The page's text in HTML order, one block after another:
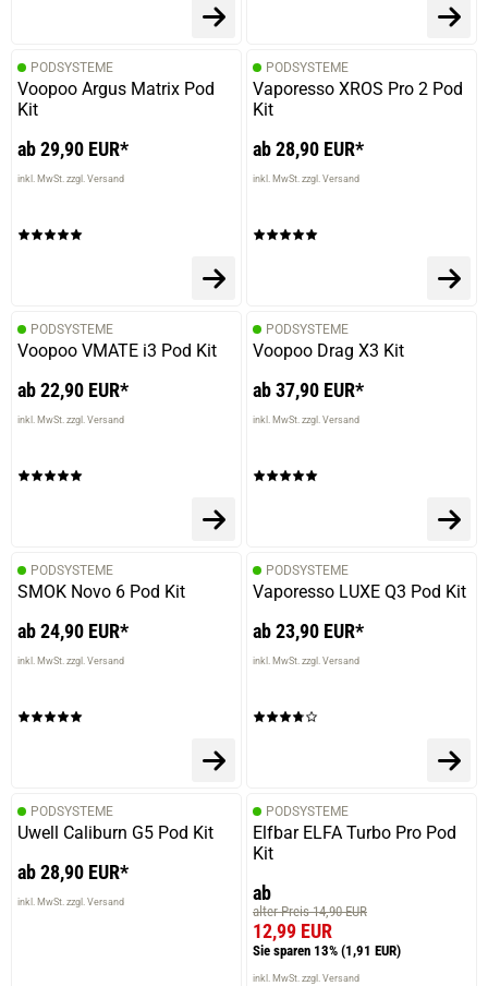
PODSYSTEME
Voopoo Argus Matrix Pod
Kit
ab 29,90 EUR*
inkl. MwSt. zzgl. Versand
PODSYSTEME
Vaporesso XROS Pro 2 Pod
Kit
ab 28,90 EUR*
inkl. MwSt. zzgl. Versand
PODSYSTEME
Voopoo VMATE i3 Pod Kit
ab 22,90 EUR*
inkl. MwSt. zzgl. Versand
PODSYSTEME
Voopoo Drag X3 Kit
ab 37,90 EUR*
inkl. MwSt. zzgl. Versand
PODSYSTEME
SMOK Novo 6 Pod Kit
ab 24,90 EUR*
inkl. MwSt. zzgl. Versand
PODSYSTEME
Vaporesso LUXE Q3 Pod Kit
ab 23,90 EUR*
inkl. MwSt. zzgl. Versand
PODSYSTEME
Uwell Caliburn G5 Pod Kit
ab 28,90 EUR*
inkl. MwSt. zzgl. Versand
PODSYSTEME
Elfbar ELFA Turbo Pro Pod
Kit
ab
alter Preis 14,90 EUR
12,99 EUR
Sie sparen 13% (1,91 EUR)
inkl. MwSt. zzgl. Versand